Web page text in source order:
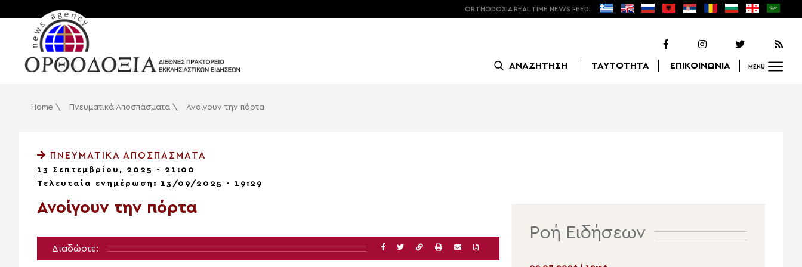
ORTHODOXIA REAL TIME NEWS FEED:
ΑΝΑΖΗΤΗΣΗ ΤΑΥΤΟΤΗΤΑ ΕΠΙΚΟΙΝΩΝΙΑ MENU
Home \ Πνευματικά Αποσπάσματα \ Ανοίγουν την πόρτα
ΠΝΕΥΜΑΤΙΚΆ ΑΠΟΣΠΆΣΜΑΤΑ
13 Σεπτεμβρίου, 2025 - 21:00
Τελευταία ενημέρωση: 13/09/2025 - 19:29
Ανοίγουν την πόρτα
Διαδώστε:
Ροή Ειδήσεων